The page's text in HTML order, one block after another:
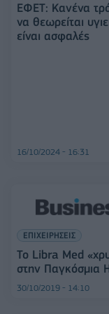
ΕΦΕΤ: Κανένα
να θεωρείται
είναι ασφαλές
16/10/2024 - 16:31
ΕΠΙΧΕΙΡΗΣΕΙΣ
Το Libra Med
στην Παγκόσμια
30/10/2019 - 14:10